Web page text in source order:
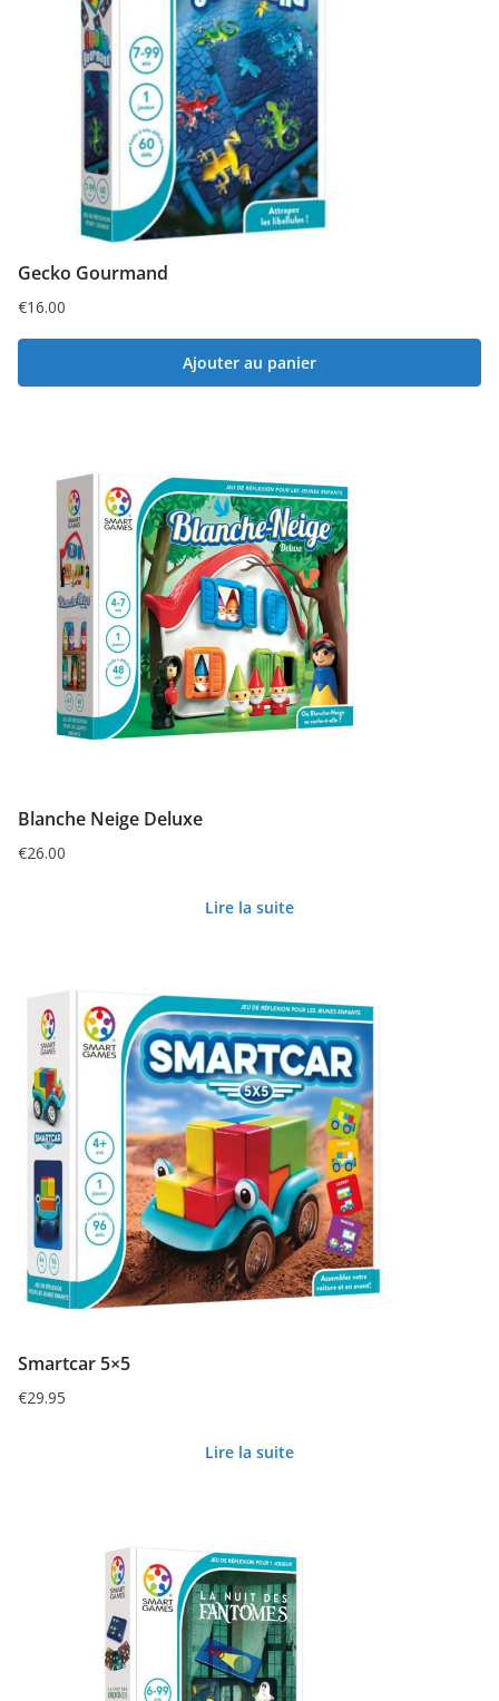
Gecko Gourmand
€16.00
Ajouter au panier
Blanche Neige Deluxe
€26.00
Lire la suite
Smartcar 5×5
€29.95
Lire la suite